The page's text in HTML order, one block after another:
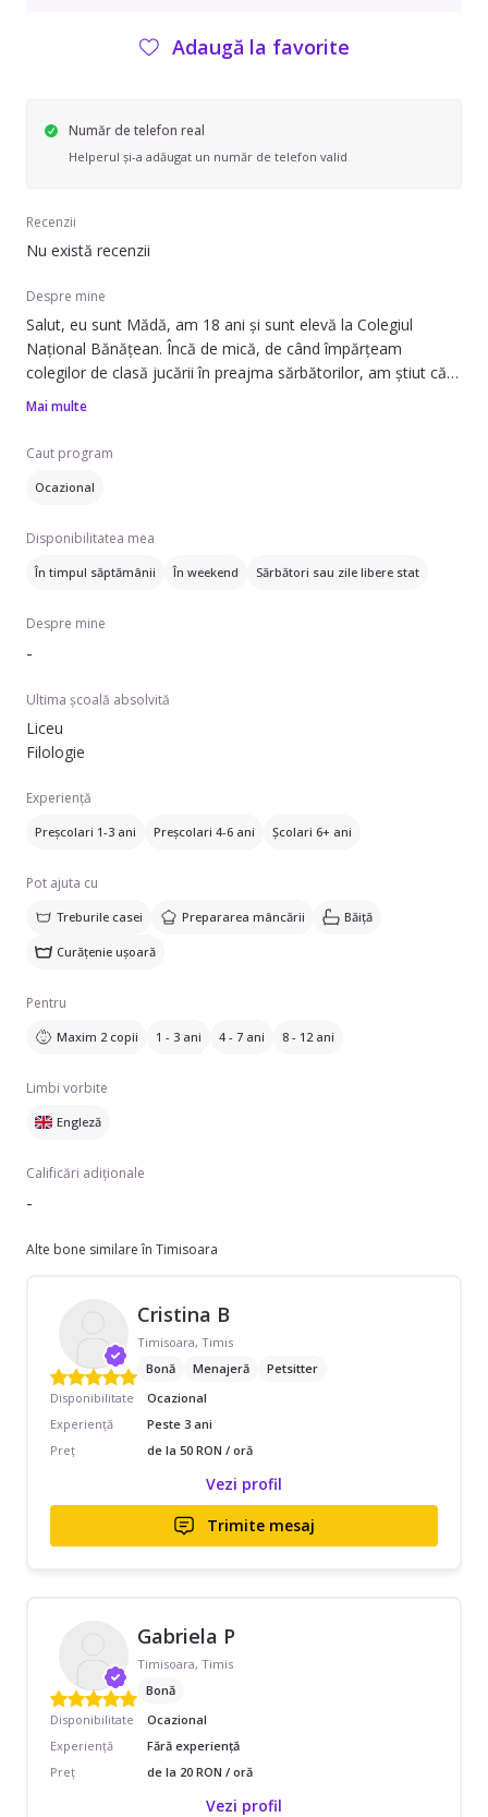
Adaugă la favorite
Număr de telefon real
Helperul și-a adăugat un număr de telefon valid
Recenzii
Nu există recenzii
Despre mine
Salut, eu sunt Mădă, am 18 ani și sunt elevă la Colegiul
Național Bănățean. Încă de mică, de când împărțeam
colegilor de clasă jucării în preajma sărbătorilor, am știut că
îmi place să lucrez cu copii. Am făcut voluntariat la centrul
de unde provin. În general mă apropii foarte ușor de micuți și
mă asigur mereu că vin cu materiale distractive și
educaționale pentru ei, astfel încât să nu se plictisească și să
copiii să exploreze, să fie curioși și să învețe. Îi pot ajuta cu
temele și uneori chiar le pot transforma în învățare prin
Mai multe
Caut program
Ocazional
Disponibilitatea mea
În timpul săptămânii În weekend Sărbători sau zile libere stat
Despre mine
-
Ultima școală absolvită
Liceu
Filologie
Experiență
Preșcolari 1-3 ani Preșcolari 4-6 ani Școlari 6+ ani
Pot ajuta cu
Treburile casei Prepararea mâncării Băiță
Curățenie ușoară
Pentru
Maxim 2 copii 1 - 3 ani 4 - 7 ani 8 - 12 ani
Limbi vorbite
Engleză
Calificări adiționale
-
Alte bone similare în Timisoara
Cristina B
Timisoara, Timis
Bonă
Menajeră
Petsitter
Disponibilitate
Ocazional
Experiență
Peste 3 ani
Preț
de la 50 RON / oră
Vezi profil
Trimite mesaj
Gabriela P
Timisoara, Timis
Bonă
Disponibilitate
Ocazional
Experiență
Fără experiență
Preț
de la 20 RON / oră
Vezi profil